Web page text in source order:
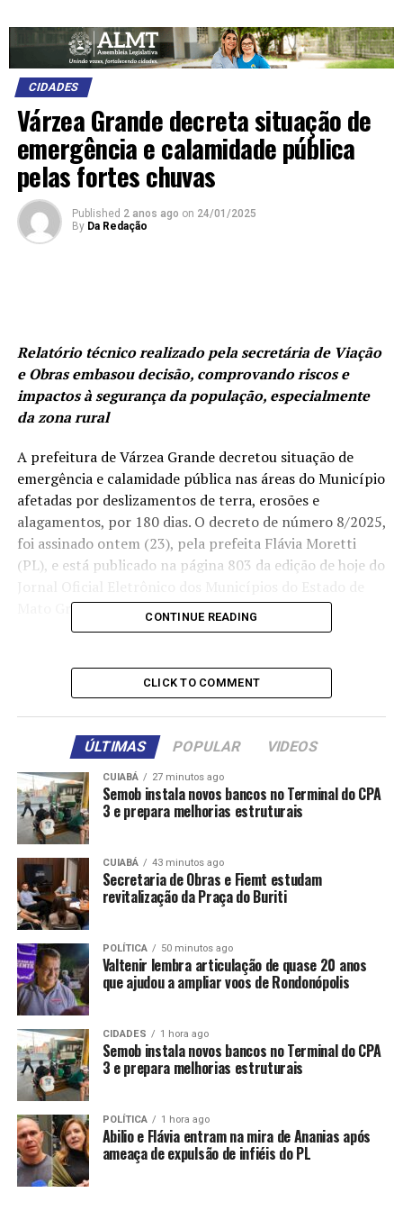
CIDADES
Várzea Grande decreta situação de
emergência e calamidade pública
pelas fortes chuvas
Published 2 anos ago on 24/01/2025
By Da Redação
Relatório técnico realizado pela secretária de Viação
e Obras embasou decisão, comprovando riscos e
impactos à segurança da população, especialmente
da zona rural
A prefeitura de Várzea Grande decretou situação de
emergência e calamidade pública nas áreas do Município
afetadas por deslizamentos de terra, erosões e
alagamentos, por 180 dias. O decreto de número 8/2025,
foi assinado ontem (23), pela prefeita Flávia Moretti
(PL), e está publicado na página 803 da edição de hoje do
Mato Grosso.
extremamente afetada pelas fortes chuvas deste início
de ano. “Os grandes volumes provocaram deslizamentos
de terra, erosões e alagamentos, resultando em danos
estruturais tanto nas vias pavimentas, não
pavimentadas e nas pontes de madeira, consideradas
essenciais para a mobilidade e segurança da população,
em especial, daquelas que residem na zona rural”.
O Procurador do Município, Maurício Magalhães,
pontua que as chuvas das duas últimas semanas
danificaram pontes de madeiras, cabeceiras e estradas
vicinais, comprometendo a mobilidade dos moradores da
zona rural. “Com esse decreto, a prefeitura consegue
facilitar a forma de contratação de obras e serviços e
também de aquisições para corrigir esses problemas.
Este decreto será encaminhado ao governo do Estado e
ao Ministério da Integração e Desenvolvimento Regional
para reconhecimento oficial da calamidade pública,
conforme previsto na legislação federal. Ao ser
homologado, a prefeitura passa a ter acesso a recursos
dos fundos relativos à emergência para fazer frente a
esses reparos com agilidade”.
FUNDAMENTO– O decreto se baseia no Relatório
Técnico de Calamidade elaborado pela secretaria
CONTINUE READING
CLICK TO COMMENT
ÚLTIMAS POPULAR VIDEOS
CUIABÁ 27 minutos ago
Semob instala novos bancos no Terminal do CPA
3 e prepara melhorias estruturais
CUIABÁ 43 minutos ago
Secretaria de Obras e Fiemt estudam
revitalização da Praça do Buriti
POLÍTICA 50 minutos ago
Valtenir lembra articulação de quase 20 anos
que ajudou a ampliar voos de Rondonópolis
CIDADES 1 hora ago
Semob instala novos bancos no Terminal do CPA
3 e prepara melhorias estruturais
POLÍTICA 1 hora ago
Abilio e Flávia entram na mira de Ananias após
ameaça de expulsão de infiéis do PL